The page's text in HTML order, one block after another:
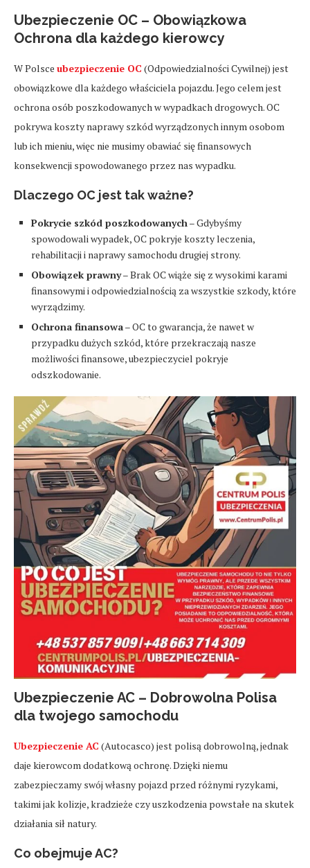
Ubezpieczenie OC – Obowiązkowa
Ochrona dla każdego kierowcy
W Polsce ubezpieczenie OC (Odpowiedzialności Cywilnej) jest
obowiązkowe dla każdego właściciela pojazdu. Jego celem jest
ochrona osób poszkodowanych w wypadkach drogowych. OC
pokrywa koszty naprawy szkód wyrządzonych innym osobom
lub ich mieniu, więc nie musimy obawiać się finansowych
konsekwencji spowodowanego przez nas wypadku.
Dlaczego OC jest tak ważne?
Pokrycie szkód poszkodowanych– Gdybyśmy
spowodowali wypadek, OC pokryje koszty leczenia,
rehabilitacji i naprawy samochodu drugiej strony.
Obowiązek prawny– Brak OC wiąże się z wysokimi karami
finansowymi i odpowiedzialnością za wszystkie szkody, które
wyrządzimy.
Ochrona finansowa– OC to gwarancja, że nawet w
przypadku dużych szkód, które przekraczają nasze
możliwości finansowe, ubezpieczyciel pokryje
odszkodowanie.
Ubezpieczenie AC – Dobrowolna Polisa
dla twojego samochodu
Ubezpieczenie AC (Autocasco) jest polisą dobrowolną, jednak
daje kierowcom dodatkową ochronę. Dzięki niemu
zabezpieczamy swój własny pojazd przed różnymi ryzykami,
takimi jak kolizje, kradzieże czy uszkodzenia powstałe na skutek
działania sił natury.
Co obejmuje AC?